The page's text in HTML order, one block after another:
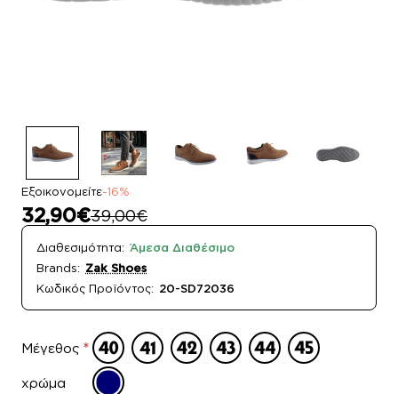
Εξοικονομείτε-16%
32,90€39,00€
Διαθεσιμότητα: Άμεσα Διαθέσιμο
Brands: Zak Shoes
Κωδικός Προϊόντος: 20-SD72036
Μέγεθος
χρώμα